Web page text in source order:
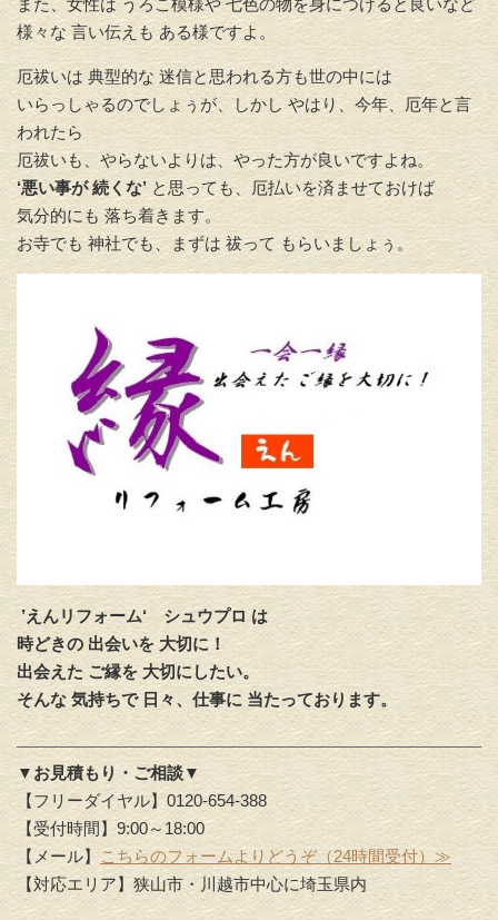
様々な 言い伝えも ある様ですよ。
厄祓いは 典型的な 迷信と思われる方も世の中には
いらっしゃるのでしょぅが、しかし やはり、今年、厄年と言
われたら
厄祓いも、やらないよりは、やった方が良いですよね。
‘悪い事が 続くな’ と思っても、厄払いを済ませておけば
気分的にも 落ち着きます。
お寺でも 神社でも、まずは 祓って もらいましょぅ。
’えんリフォーム‘シュウプロ は
時どきの 出会いを 大切に！
出会えた ご縁を 大切にしたい。
そんな 気持ちで 日々、仕事に 当たっております。
▼お見積もり・ご相談▼
【フリーダイヤル】0120-654-388
【受付時間】9:00～18:00
【メール】
こちらのフォームよりどうぞ（24時間受付）≫
【対応エリア】狭山市・川越市中心に埼玉県内